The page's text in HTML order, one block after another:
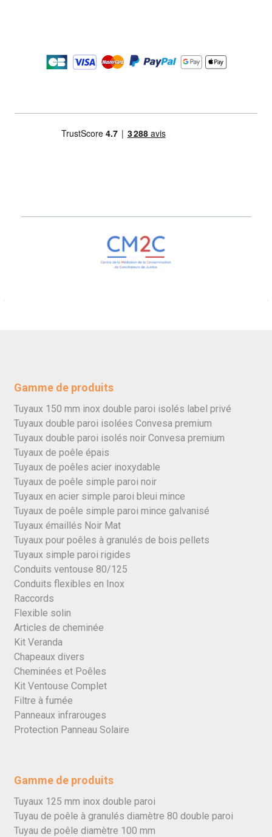
Gamme de produits
Tuyaux 150 mm inox double paroi isolés label privé
Tuyaux double paroi isolées Convesa premium
Tuyaux double paroi isolés noir Convesa premium
Tuyaux de poêle épais
Tuyaux de poêles acier inoxydable
Tuyaux de poêle simple paroi noir
Tuyaux en acier simple paroi bleui mince
Tuyaux de poêle simple paroi mince galvanisé
Tuyaux émaillés Noir Mat
Tuyaux pour poêles à granulés de bois pellets
Tuyaux simple paroi rigides
Conduits ventouse 80/125
Conduits flexibles en Inox
Raccords
Flexible solin
Articles de cheminée
Kit Veranda
Chapeaux divers
Cheminées et Poêles
Kit Ventouse Complet
Filtre à fumée
Panneaux infrarouges
Protection Panneau Solaire
Gamme de produits
Tuyaux 125 mm inox double paroi
Tuyau de poêle à granulés diamètre 80 double paroi
Tuyau de poêle diamètre 100 mm